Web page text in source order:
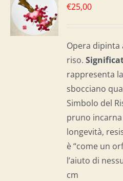
€25,00
Opera dipinta
riso.
rappresenta
sbocciano
Simbolo del
pruno
longevità,
è “come un
l’aiuto di
cm